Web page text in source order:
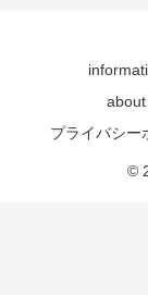
about
プライバシー
©